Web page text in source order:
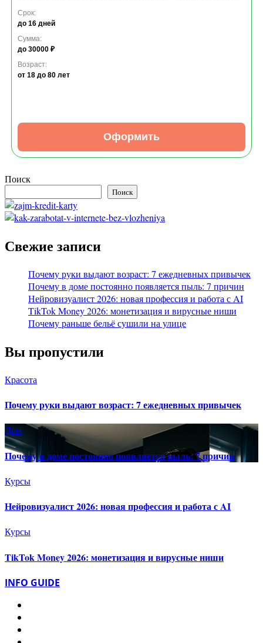
Срок:
до 16 дней
Сумма:
до 30000 ₽
Возраст:
от 18 до 80 лет
Оформить
Поиск
Поиск
Свежие записи
Почему руки выдают возраст: 7 ежедневных привычек
Почему в доме постоянно появляется пыль: 7 причин
Нейровизуалист 2026: новая профессия и работа с AI
TikTok Money 2026: монетизация и вирусные ниши
Почему раньше бельё сушили на улице
Вы пропустили
Красота
Почему руки выдают возраст: 7 ежедневных привычек
Дом
Почему в доме постоянно появляется пыль: 7 причин
Курсы
Нейровизуалист 2026: новая профессия и работа с AI
Курсы
TikTok Money 2026: монетизация и вирусные ниши
INFO GUIDE